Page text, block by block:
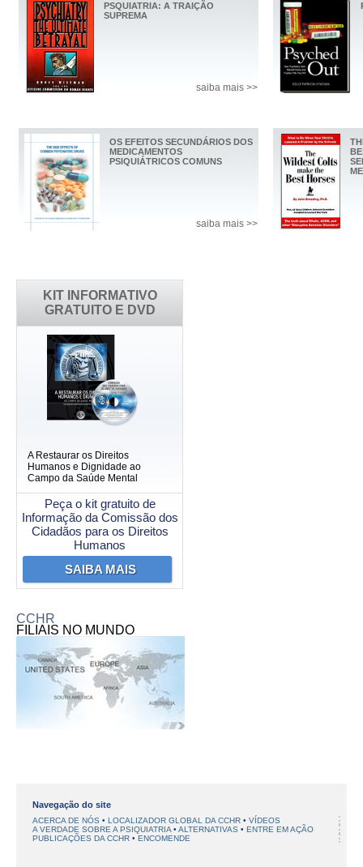
KIT INFORMATIVO
GRATUITO E DVD
A Restaurar os Direitos
Humanos e Dignidade ao
Campo da Saúde Mental
Peça o kit gratuito de
Informação da Comissão dos
Cidadãos para os Direitos
Humanos
SAIBA MAIS
CCHR
FILIAIS NO MUNDO
PSQUIATRIA: A TRAIÇÃO
SUPREMA
saiba mais >>
OS EFEITOS SECUNDÁRIOS DOS
MEDICAMENTOS
PSIQUIÁTRICOS COMUNS
saiba mais >>
Navegação do site
ACERCA DE NÓS LOCALIZADOR GLOBAL DA CCHR
VÍDEOS
A VERDADE SOBRE A PSIQUIATRIA
ALTERNATIVAS
ENTRE EM AÇÃO
PUBLICAÇÕES DA CCHR
ENCOMENDE